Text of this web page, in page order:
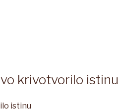
krivotvorilo istinu
istinu